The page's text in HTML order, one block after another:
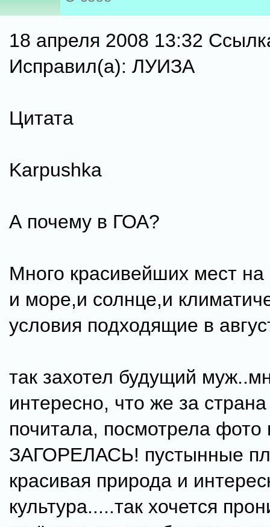
18 апреля 2008 13:32
Исправил(а): ЛУИЗА
Цитата
Karpushka
А почему в ГОА?
Много красивейших мест на
и море,и солнце,и
условия подходящие в
так захотел будущий
интересно, что же за
почитала, посмотрела фото
ЗАГОРЕЛАСЬ! пустынные
красивая природа и
культура.....так хочется